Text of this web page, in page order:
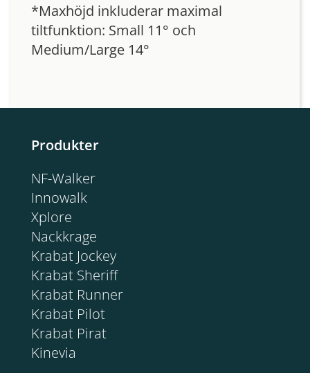
*Maxhöjd inkluderar maximal
tiltfunktion: Small 11° och
Medium/Large 14°
Produkter
NF-Walker
Innowalk
Xplore
Nackkrage
Krabat Jockey
Krabat Sheriff
Krabat Runner
Krabat Pilot
Krabat Pirat
Kinevia